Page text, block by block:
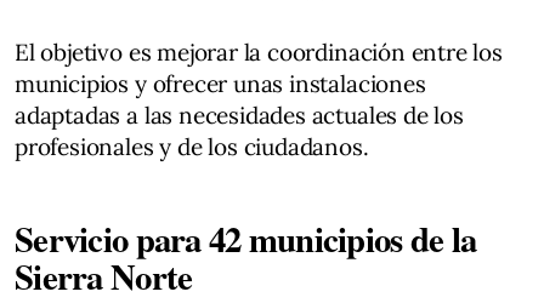
El objetivo es mejorar la coordinación entre los
municipios y ofrecer unas instalaciones
adaptadas a las necesidades actuales de los
profesionales y de los ciudadanos.
Servicio para 42 municipios de la
Sierra Norte